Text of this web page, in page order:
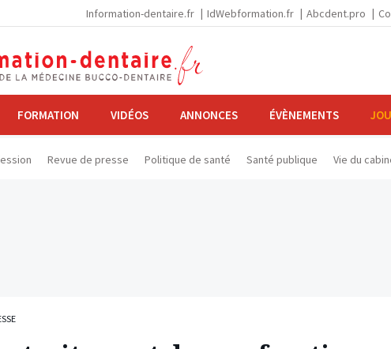
Information-dentaire.fr IdWebformation.fr Abcdent.pro
FORMATION VIDÉOS ANNONCES ÉVÈNEMENTS
Revue de presse Politique de santé Santé publique Vie du